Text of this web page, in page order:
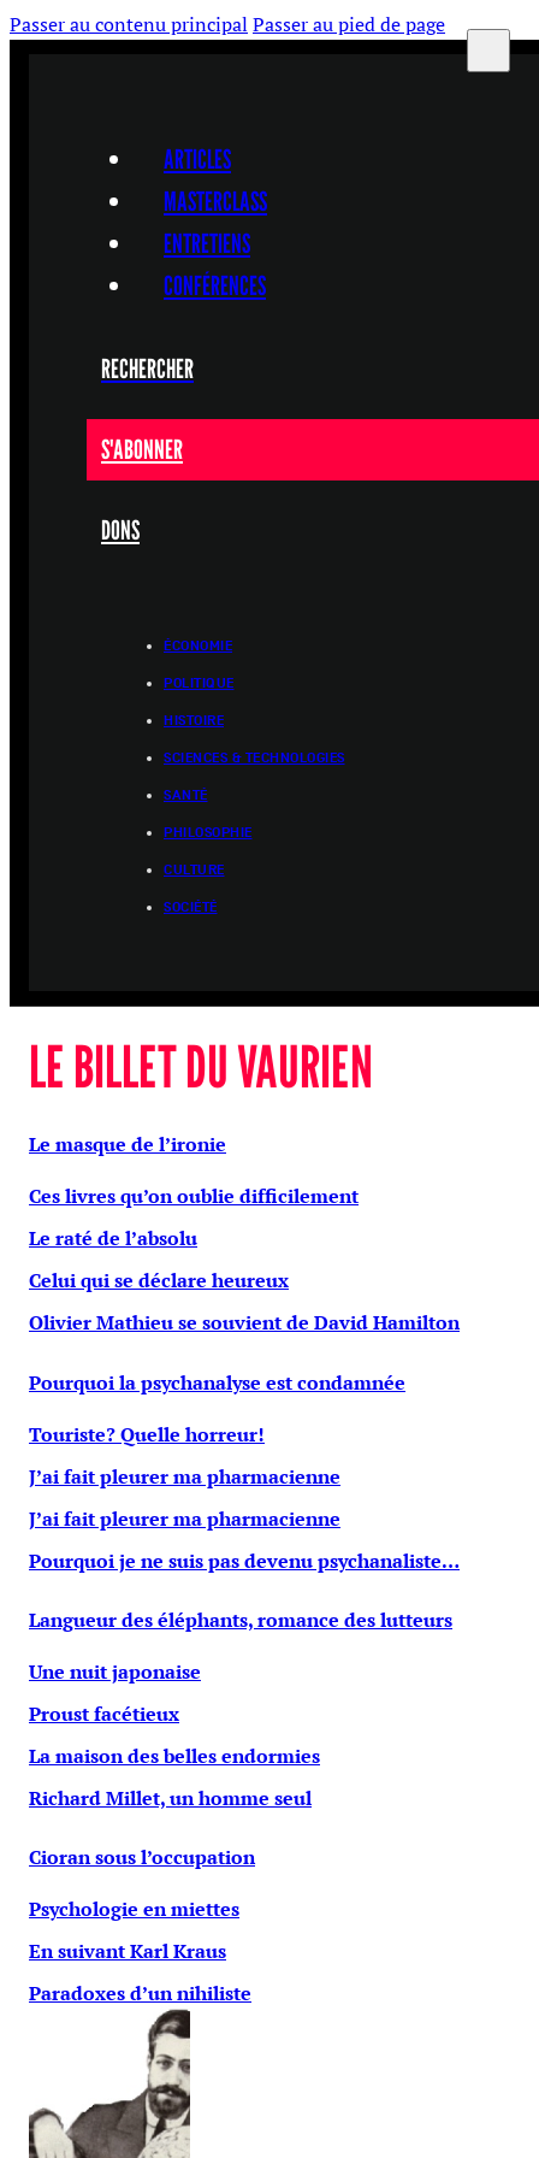
Passer au contenu principal Passer au pied de page
ARTICLES
MASTERCLASS
ENTRETIENS
CONFÉRENCES
RECHERCHER
S'ABONNER
DONS
ÉCONOMIE
POLITIQUE
HISTOIRE
SCIENCES & TECHNOLOGIES
SANTÉ
PHILOSOPHIE
CULTURE
SOCIÉTÉ
LE BILLET DU VAURIEN
Le masque de l’ironie
Ces livres qu’on oublie difficilement
Le raté de l’absolu
Celui qui se déclare heureux
Olivier Mathieu se souvient de David Hamilton
Pourquoi la psychanalyse est condamnée
Touriste? Quelle horreur!
J’ai fait pleurer ma pharmacienne
J’ai fait pleurer ma pharmacienne
Pourquoi je ne suis pas devenu psychanaliste…
Langueur des éléphants, romance des lutteurs
Une nuit japonaise
Proust facétieux
La maison des belles endormies
Richard Millet, un homme seul
Cioran sous l’occupation
Psychologie en miettes
En suivant Karl Kraus
Paradoxes d’un nihiliste